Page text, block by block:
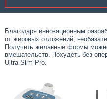
Благодаря инновационным
от жировых отложений,
Получить желанные формы
вмешательств. Похудеть без
Ultra Slim Pro.